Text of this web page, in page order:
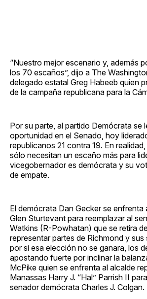
“Nuestro mejor escenario y, además
los 70 escaños”, dijo a The
delegado estatal Greg Habeeb quien
de la campaña republicana para la
Por su parte, al partido Demócrata se
oportunidad en el Senado, hoy
republicanos 21 contra 19. En
sólo necesitan un escaño más para
vicegobernador es demócrata y su
de empate.
El demócrata Dan Gecker se enfrenta
Glen Sturtevant para reemplazar al
Watkins (R-Powhatan) que se retira
representar partes de Richmond y sus
por si esa elección no se ganara, los
apostando fuerte por inclinar la
McPike quien se enfrenta al alcalde
Manassas Harry J. “Hal” Parrish II
senador demócrata Charles J. Colgan.